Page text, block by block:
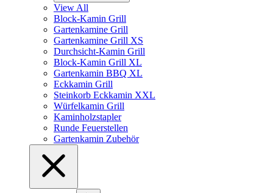
View All
Block-Kamin Grill
Gartenkamine Grill
Gartenkamine Grill XS
Durchsicht-Kamin Grill
Block-Kamin Grill XL
Gartenkamin BBQ XL
Eckkamin Grill
Steinkorb Eckkamin XXL
Würfelkamin Grill
Kaminholzstapler
Runde Feuerstellen
Gartenkamin Zubehör